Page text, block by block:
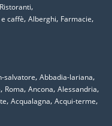
Ristoranti,
caffè, Alberghi, Farmacie,
salvatore, Abbadia-lariana,
, Roma, Ancona, Alessandria,
, Acqualagna, Acqui-terme,